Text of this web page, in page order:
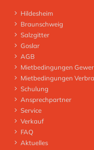
Hildesheim
Braunschweig
Salzgitter
Goslar
AGB
Mietbedingungen
Mietbedingungen
Schulung
Ansprechpartner
Service
Verkauf
FAQ
Aktuelles